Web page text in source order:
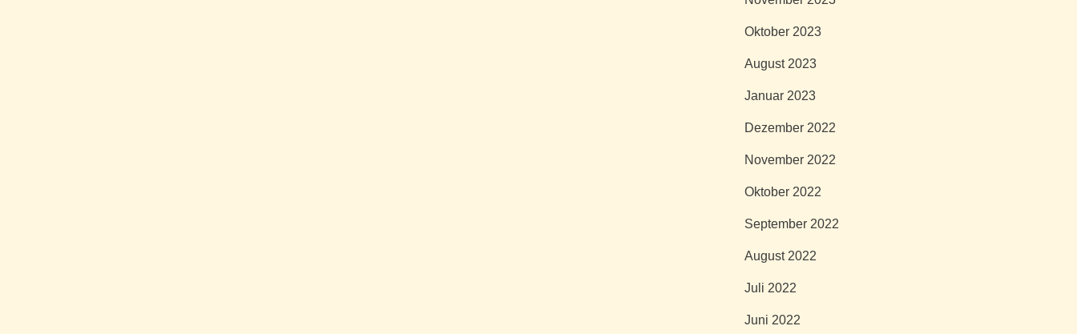
Oktober 2023
August 2023
Januar 2023
Dezember 2022
November 2022
Oktober 2022
September 2022
August 2022
Juli 2022
Juni 2022